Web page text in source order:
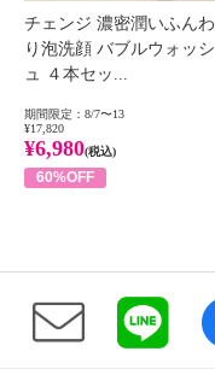
チェンジ 濃密潤いふんわ
り泡洗顔 バブルウォッシ
ュ ４本セッ...
期間限定：8/7〜13
¥17,820
¥6,980(税込)
60%OFF